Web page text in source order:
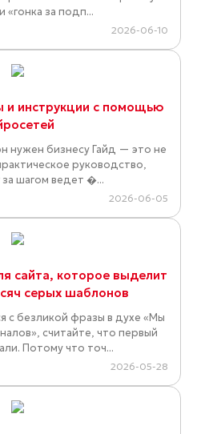
«гонка за подп...
2026-06-10
и инструкции с помощью
нужен бизнесу Гайд — это не
руководство,
шагом ведет �...
2026-06-05
сайта, которое выделит
серых шаблонов
с безликой фразы в духе «Мы
считайте, что первый
Потому что точ...
2026-05-28